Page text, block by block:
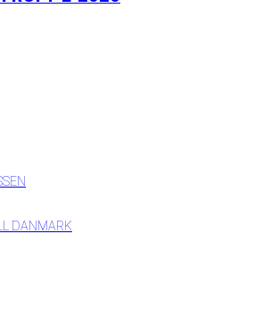
DANMARK